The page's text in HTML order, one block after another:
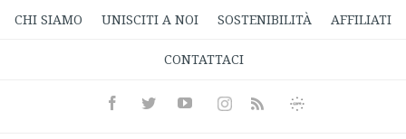
CHI SIAMO UNISCITI A NOI SOSTENIBILITÀ AFFILIATI
CONTATTACI
FacebookTwitterYoutubeInstagramRss
Informativa